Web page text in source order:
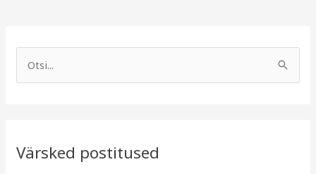
c
Värsked postitused
g